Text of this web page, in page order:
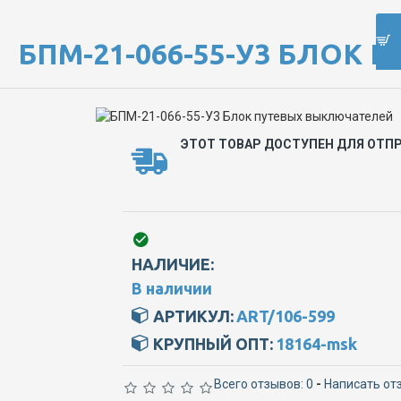
БПМ-21-066-55-У3
ЭТОТ ТОВАР ДОСТУПЕН ДЛЯ
НАЛИЧИЕ:
В наличии
АРТИКУЛ: ART/106-599
КРУПНЫЙ ОПТ: 18164-msk
Всего отзывов: 0 - Написать